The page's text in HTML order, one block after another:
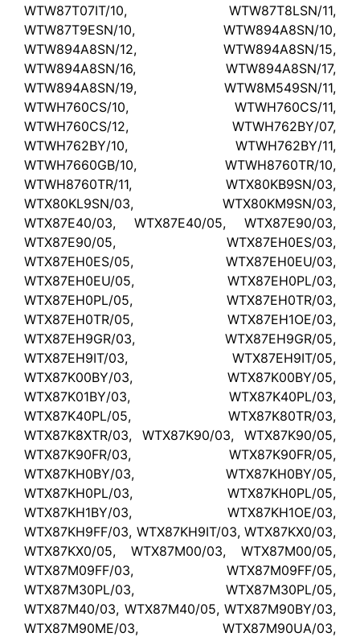
WTW87T07IT/10, WTW87T8LSN/11,
WTW87T9ESN/10, WTW894A8SN/10,
WTW894A8SN/12, WTW894A8SN/15,
WTW894A8SN/16, WTW894A8SN/17,
WTW894A8SN/19, WTW8M549SN/11,
WTWH760CS/10, WTWH760CS/11,
WTWH760CS/12, WTWH762BY/07,
WTWH762BY/10, WTWH762BY/11,
WTWH7660GB/10, WTWH8760TR/10,
WTWH8760TR/11, WTX80KB9SN/03,
WTX80KL9SN/03, WTX80KM9SN/03,
WTX87E40/03, WTX87E40/05, WTX87E90/03,
WTX87E90/05, WTX87EH0ES/03,
WTX87EH0ES/05, WTX87EH0EU/03,
WTX87EH0EU/05, WTX87EH0PL/03,
WTX87EH0PL/05, WTX87EH0TR/03,
WTX87EH0TR/05, WTX87EH1OE/03,
WTX87EH9GR/03, WTX87EH9GR/05,
WTX87EH9IT/03, WTX87EH9IT/05,
WTX87K00BY/03, WTX87K00BY/05,
WTX87K01BY/03, WTX87K40PL/03,
WTX87K40PL/05, WTX87K80TR/03,
WTX87K8XTR/03, WTX87K90/03, WTX87K90/05,
WTX87K90FR/03, WTX87K90FR/05,
WTX87KH0BY/03, WTX87KH0BY/05,
WTX87KH0PL/03, WTX87KH0PL/05,
WTX87KH1BY/03, WTX87KH1OE/03,
WTX87KH9FF/03, WTX87KH9IT/03, WTX87KX0/03,
WTX87KX0/05, WTX87M00/03, WTX87M00/05,
WTX87M09FF/03, WTX87M09FF/05,
WTX87M30PL/03, WTX87M30PL/05,
WTX87M40/03, WTX87M40/05, WTX87M90BY/03,
WTX87M90ME/03, WTX87M90UA/03,